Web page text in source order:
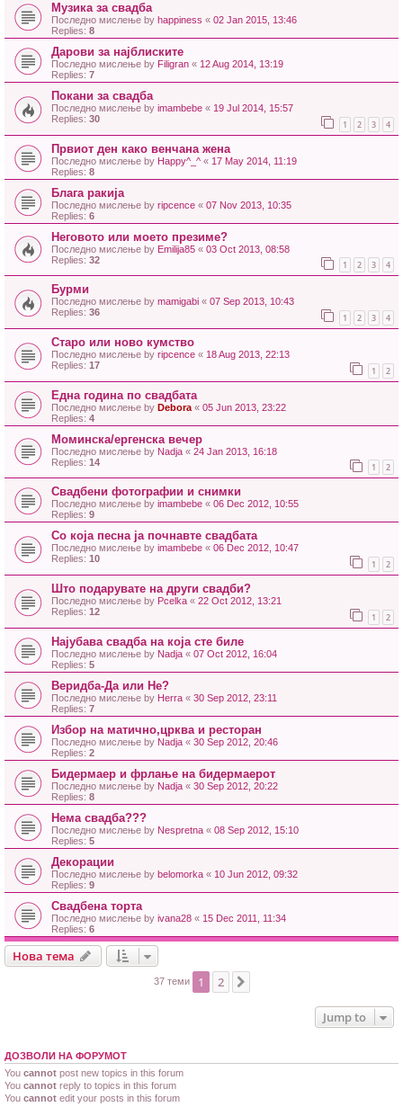
Музика за свадба
Последно мислење by happiness « 02 Jan 2015, 13:46
Replies: 8
Дарови за најблиските
Последно мислење by Filigran « 12 Aug 2014, 13:19
Replies: 7
Покани за свадба
Последно мислење by imambebe « 19 Jul 2014, 15:57
Replies: 30 1 2 3 4
Првиот ден како венчана жена
Последно мислење by Happy^_^ « 17 May 2014, 11:19
Replies: 8
Блага ракија
Последно мислење by ripcence « 07 Nov 2013, 10:35
Replies: 6
Неговото или моето презиме?
Последно мислење by Emilija85 « 03 Oct 2013, 08:58
Replies: 32 1 2 3 4
Бурми
Последно мислење by mamigabi « 07 Sep 2013, 10:43
Replies: 36 1 2 3 4
Старо или ново кумство
Последно мислење by ripcence « 18 Aug 2013, 22:13
Replies: 17 1 2
Една година по свадбата
Последно мислење by Debora « 05 Jun 2013, 23:22
Replies: 4
Моминска/ергенска вечер
Последно мислење by Nadja « 24 Jan 2013, 16:18
Replies: 14 1 2
Свадбени фотографии и снимки
Последно мислење by imambebe « 06 Dec 2012, 10:55
Replies: 9
Со која песна ја почнавте свадбата
Последно мислење by imambebe « 06 Dec 2012, 10:47
Replies: 10 1 2
Што подарувате на други свадби?
Последно мислење by Pcelka « 22 Oct 2012, 13:21
Replies: 12 1 2
Најубава свадба на која сте биле
Последно мислење by Nadja « 07 Oct 2012, 16:04
Replies: 5
Веридба-Да или Не?
Последно мислење by Herra « 30 Sep 2012, 23:11
Replies: 7
Избор на матично,црква и ресторан
Последно мислење by Nadja « 30 Sep 2012, 20:46
Replies: 2
Бидермаер и фрлање на бидермаерот
Последно мислење by Nadja « 30 Sep 2012, 20:22
Replies: 8
Нема свадба???
Последно мислење by Nespretna « 08 Sep 2012, 15:10
Replies: 5
Декорации
Последно мислење by belomorka « 10 Jun 2012, 09:32
Replies: 9
Свадбена торта
Последно мислење by ivana28 « 15 Dec 2011, 11:34
Replies: 6
Нова тема
37 теми 1 2
Jump to
ДОЗВОЛИ НА ФОРУМОТ
You cannot post new topics in this forum
You cannot reply to topics in this forum
You cannot edit your posts in this forum